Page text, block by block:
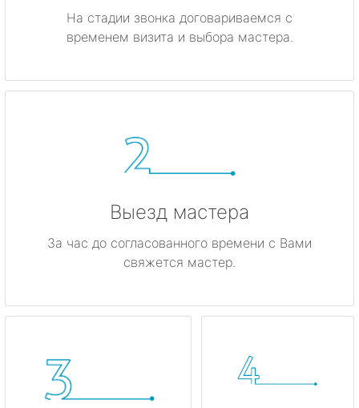
На стадии звонка договариваемся с
временем визита и выбора мастера.
Выезд мастера
За час до согласованного времени с Вами
свяжется мастер.